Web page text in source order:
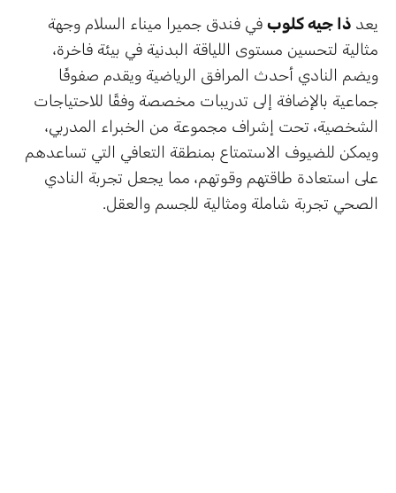
يعد ذا جيه كلوب في فندق جميرا ميناء السلام وجهة
مثالية لتحسين مستوى اللياقة البدنية في بيئة فاخرة،
ويضم النادي أحدث المرافق الرياضية ويقدم صفوفًا
جماعية بالإضافة إلى تدريبات مخصصة وفقًا للاحتياجات
الشخصية، تحت إشراف مجموعة من الخبراء المدربي،
ويمكن للضيوف الاستمتاع بمنطقة التعافي التي تساعدهم
على استعادة طاقتهم وقوتهم، مما يجعل تجربة النادي
الصحي تجربة شاملة ومثالية للجسم والعقل.